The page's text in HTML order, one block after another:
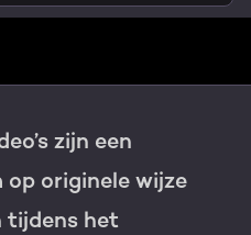
licentie
zijn een
originele wijze
tijdens het